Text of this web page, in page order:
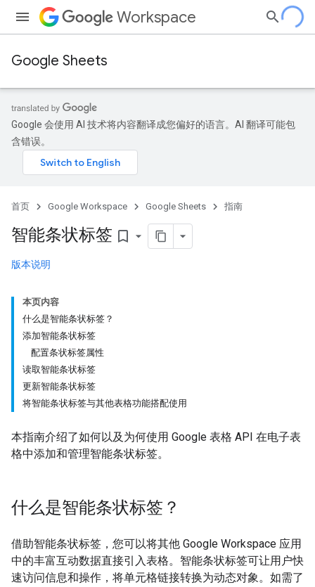
Workspace
Google Sheets
Google 会使用 AI 技术将内容翻译成您偏好的语言。AI 翻译可能包
含错误。
首页 Google Workspace Google Sheets 指南
智能条状标签 bookmark_border
版本说明
本页内容
什么是智能条状标签？
添加智能条状标签
配置条状标签属性
读取智能条状标签
更新智能条状标签
将智能条状标签与其他表格功能搭配使用
本指南介绍了如何以及为何使用 Google 表格 API 在电子表
格中添加和管理智能条状标签。
什么是智能条状标签？
借助智能条状标签，您可以将其他 Google Workspace 应用
中的丰富互动数据直接引入表格。智能条状标签可让用户快
速访问信息和操作，将单元格链接转换为动态对象。如需了